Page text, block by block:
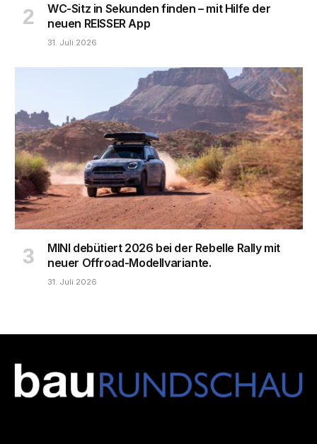
WC-Sitz in Sekunden finden – mit Hilfe der
neuen REISSER App
31. Juli 2026
MINI debütiert 2026 bei der Rebelle Rally mit
neuer Offroad-Modellvariante.
31. Juli 2026